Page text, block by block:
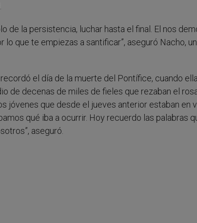
de la persistencia, luchar hasta el final. El nos
que te empiezas a santificar”, aseguró Nacho,
el día de la muerte del Pontífice, cuando
de decenas de miles de fieles que rezaban el
jóvenes que desde el jueves anterior estaban en
qué iba a ocurrir. Hoy recuerdo las palabras
aseguró.